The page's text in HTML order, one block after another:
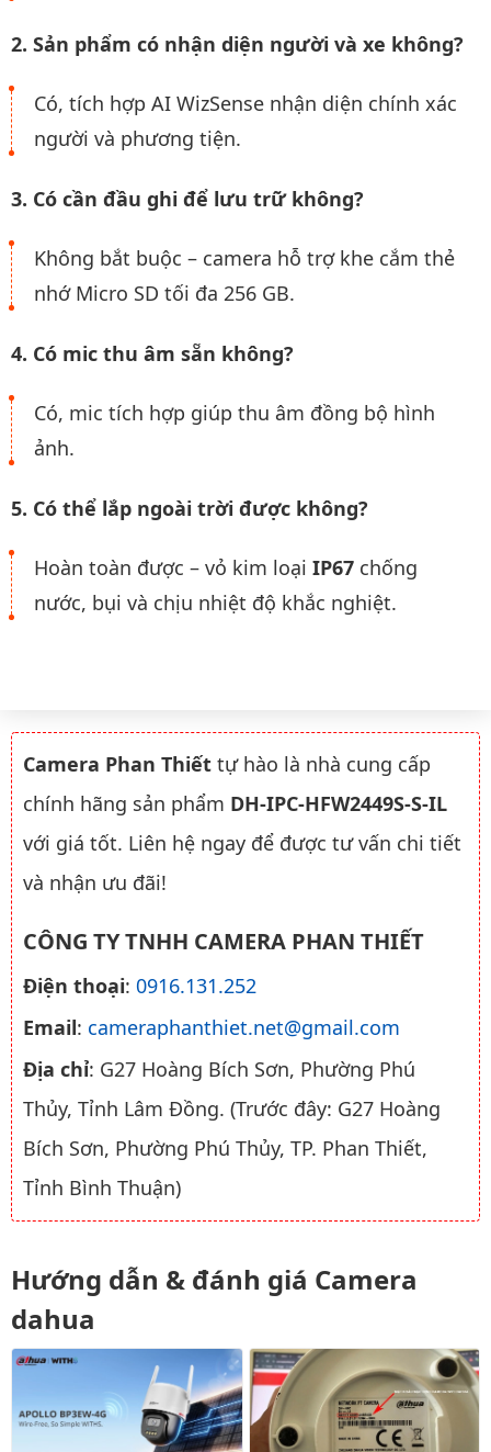
2. Sản phẩm có nhận diện người và xe không?
Có, tích hợp AI WizSense nhận diện chính xác
người và phương tiện.
3. Có cần đầu ghi để lưu trữ không?
Không bắt buộc – camera hỗ trợ khe cắm thẻ
nhớ Micro SD tối đa 256 GB.
4. Có mic thu âm sẵn không?
Có, mic tích hợp giúp thu âm đồng bộ hình
ảnh.
5. Có thể lắp ngoài trời được không?
Hoàn toàn được – vỏ kim loại IP67 chống
nước, bụi và chịu nhiệt độ khắc nghiệt.
Camera Phan Thiết tự hào là nhà cung cấp
chính hãng sản phẩm DH-IPC-HFW2449S-S-IL
với giá tốt. Liên hệ ngay để được tư vấn chi tiết
và nhận ưu đãi!
CÔNG TY TNHH CAMERA PHAN THIẾT
Điện thoại: 0916.131.252
Email: cameraphanthiet.net@gmail.com
Địa chỉ: G27 Hoàng Bích Sơn, Phường Phú
Thủy, Tỉnh Lâm Đồng. (Trước đây: G27 Hoàng
Bích Sơn, Phường Phú Thủy, TP. Phan Thiết,
Tỉnh Bình Thuận)
Hướng dẫn & đánh giá Camera
dahua